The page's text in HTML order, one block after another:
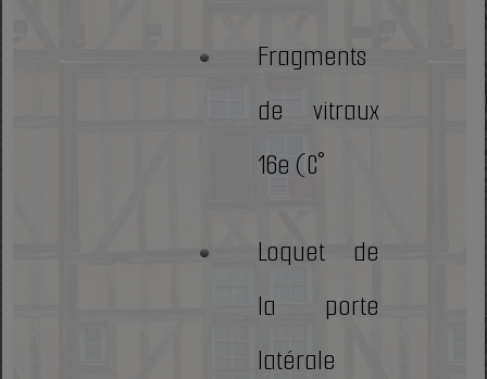
Fragments
de vitraux
16e (C°
Loquet de
la porte
latérale